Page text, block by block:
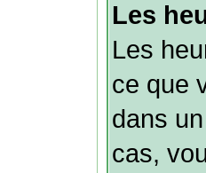
Les
Les
ce que
dans
cas,